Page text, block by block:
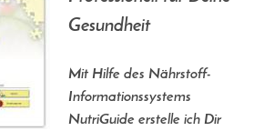
Gesundheit
Mit Hilfe des Nährstoff-
Informationssystems
NutriGuide erstelle ich Dir